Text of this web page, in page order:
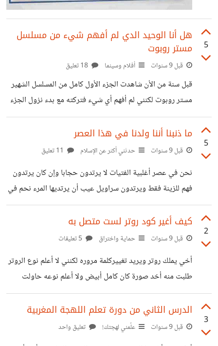
5
هل أنا الوحيد الدي لم أفهم شيء من مسلسل
مستر روبوت
قبل 9 سنوات أفلام وسينما
قبل سنة من الأن شاهدت الجزء الأول كامل من المسلسل الشهير
مستر روبوت لكنني لم أفهم أي شيء فتركته مع بدء نزول الجزء
الثالث شاهدت أول حلقة من الجزء الثاني لكنني مع ذالك لم أفهم
كل مافهمت أنه كان يقوم باختراقات بنفسه بينما كان يتوهم
وجود أبيه لكن لماذا لم تخبره أخته أم أنه هي أيضا كان يتوهم
معه لم أفهم أي شيء من هذا المسلسل
5
ما ذنبنا أننا ولدنا في هذا العصر
قبل 9 سنوات حدثني أكثر عن الإسلام
نحن في عصر أغلبية الفتيات لا يرتدون حجابا وإن كان يرتدون
فهم للزينة فقط ويرتدون سراويل عيب أن يرتديها المرء نحم في
عصر الشباب لا يصلون والمساجد فارغة والملاهي و البران مليئة
الشباب يحلقون حلاقة أخجل أن أحلقها والخطوط في رؤوسهم
ما ذنبهم أنهم ولدوا في هذا المجتمع . أضن أن التربية هي السبب
حتى يصل لعمر ثمانية عشر سنة وبعدها ينصحوه ولن يسمع لهم
مهما فعلوا تركوهوم في
2
كيف أغير كود روتر لست متصل به
قبل 9 سنوات حماية واختراق
أخي يملك روتر ويريد تغييركلمة مروره لكنني لا أعلم نوع الروتر
طلبت منه أخد صورة كان كامل أبيض ولا أعلم نوعه حاولت
شرح له لكنه لم يفهم هل توجد طريقة تجعلني أتحكم باهتفه
طبعا بموافقته بتثبيت بارنامج ما وشكرا لم أكن أعلم أنه يمكن
3
الدرس الثاني من دورة تعلم اللهجة المغربية
قبل 9 سنوات علّمني لهجتك! تعليق واحد